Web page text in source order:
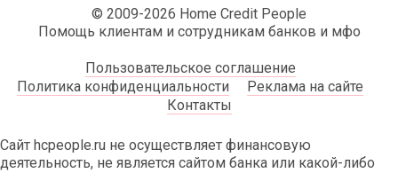
© 2009-2026 Home Credit People
Помощь клиентам и сотрудникам банков и мфо
Пользовательское соглашение
Политика конфиденциальности
Реклама на сайте
Контакты
Сайт hcpeople.ru не осуществляет финансовую
деятельность, не является сайтом банка или какой-либо